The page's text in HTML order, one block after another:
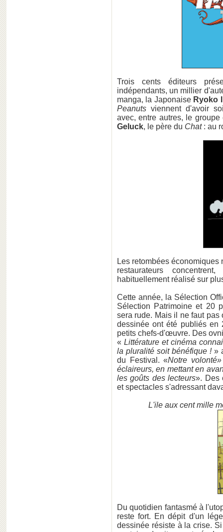
Trois cents éditeurs
indépendants, un millier
manga, la Japonaise Ryoko
Peanuts viennent d'avoir
avec, entre autres, le
Geluck, le père du Chat: au
Les retombées
restaurateurs
habituellement réalisé sur
Cette année, la Sélection
Sélection Patrimoine et 20
sera rude. Mais il ne faut
dessinée ont été publiés
petits chefs-d'œuvre. Des
« Littérature et cinéma
la pluralité soit bénéfique !»
du Festival. «Notre
éclaireurs, en mettant en
les goûts des lecteurs». Des
et spectacles s'adressant
L'ile aux cent mille
Du quotidien fantasmé à
reste fort. En dépit d'un
dessinée résiste à la crise.